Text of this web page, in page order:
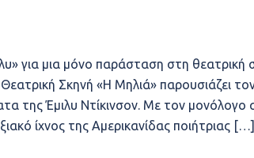
για μια μόνο παράσταση στη
Σκηνή «Η Μηλιά» παρουσιάζει
της Έμιλυ Ντίκινσον. Με τον μονόλογο
ίχνος της Αμερικανίδας ποιήτριας […]